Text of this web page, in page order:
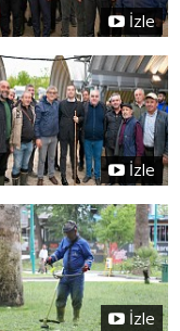
İzle
İzle
İzle